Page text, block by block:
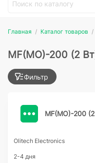
Главная Каталог товаров
MF(MO)-200 (2
Фильтр
MF(MO)-200
Olitech Electronics
2-4 дня